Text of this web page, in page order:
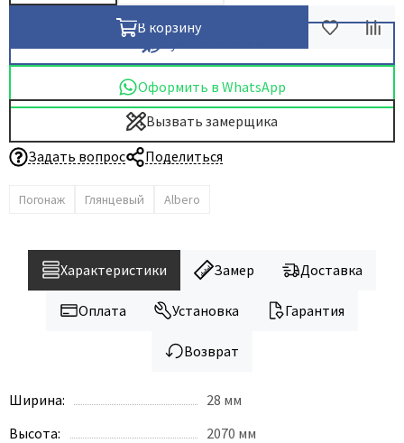
В корзину
Оформить в WhatsApp
Вызвать замерщика
Задать вопрос
Поделиться
Погонаж Глянцевый Albero
Характеристики Замер Доставка
Оплата Установка Гарантия
Возврат
Ширина:
28 мм
Высота:
2070 мм